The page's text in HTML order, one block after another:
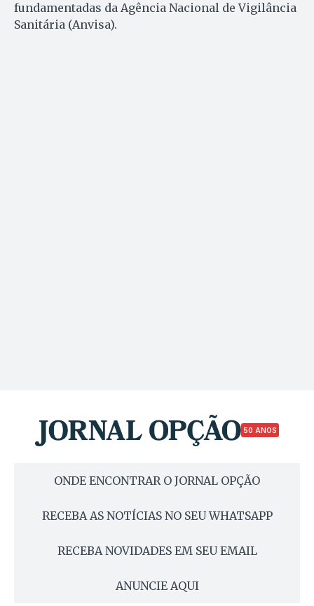
fundamentadas da Agência Nacional de Vigilância
Sanitária (Anvisa).
50 ANOS
ONDE ENCONTRAR O JORNAL OPÇÃO
RECEBA AS NOTÍCIAS NO SEU WHATSAPP
RECEBA NOVIDADES EM SEU EMAIL
ANUNCIE AQUI